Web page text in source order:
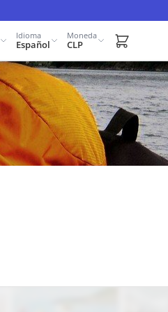
Idioma
Español
Moneda
CLP Carrito